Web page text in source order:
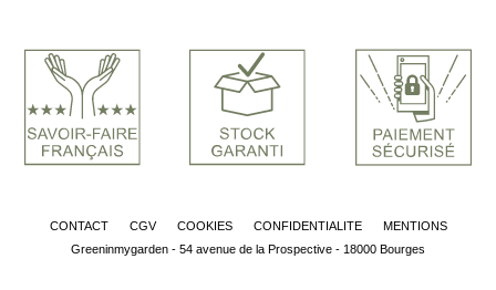
CONTACT CGV COOKIES CONFIDENTIALITE
MENTIONS
Greeninmygarden - 54 avenue de la Prospective - 18000 Bourges